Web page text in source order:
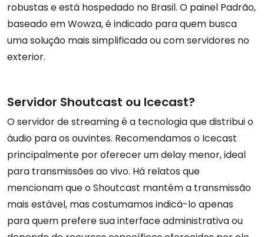
robustas e está hospedado no Brasil. O painel Padrão,
baseado em Wowza, é indicado para quem busca
uma solução mais simplificada ou com servidores no
exterior.
Servidor Shoutcast ou Icecast?
O servidor de streaming é a tecnologia que distribui o
áudio para os ouvintes. Recomendamos o Icecast
principalmente por oferecer um delay menor, ideal
para transmissões ao vivo. Há relatos que
mencionam que o Shoutcast mantém a transmissão
mais estável, mas costumamos indicá-lo apenas
para quem prefere sua interface administrativa ou